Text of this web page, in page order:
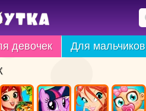
девочек Для мальчиков